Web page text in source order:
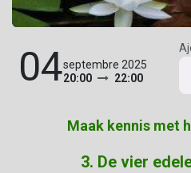
04septembre 2025
20:00
22:00
Maak kennis met
3. De vier